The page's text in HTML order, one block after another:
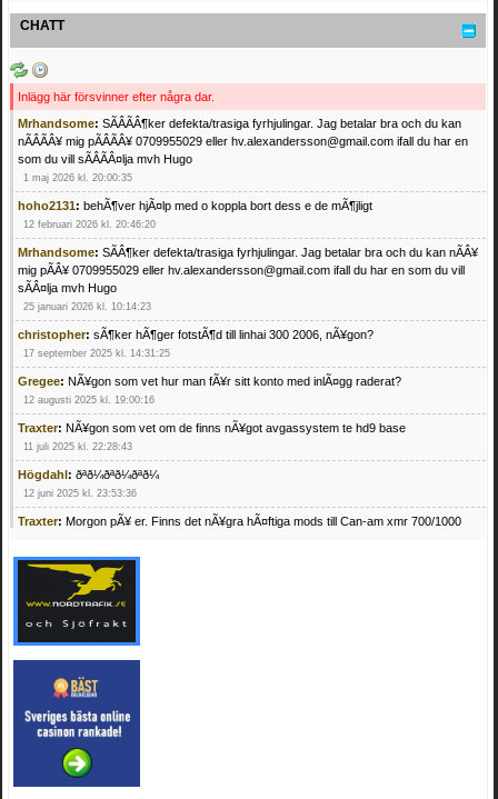
CHATT
Inlägg här försvinner efter några dar.
Mrhandsome: SÃÂÃÂ¶ker defekta/trasiga fyrhjulingar. Jag betalar bra och du kan
nÃÂÃÂ¥ mig pÃÂÃÂ¥ 0709955029 eller hv.alexandersson@gmail.com ifall du har en
som du vill sÃÂÃÂ¤lja mvh Hugo
1 maj 2026 kl. 20:00:35
hoho2131: behÃ¶ver hjÃ¤lp med o koppla bort dess e de mÃ¶jligt
12 februari 2026 kl. 20:46:20
Mrhandsome: SÃÂ¶ker defekta/trasiga fyrhjulingar. Jag betalar bra och du kan nÃÂ¥
mig pÃÂ¥ 0709955029 eller hv.alexandersson@gmail.com ifall du har en som du vill
sÃÂ¤lja mvh Hugo
25 januari 2026 kl. 10:14:23
christopher: sÃ¶ker hÃ¶ger fotstÃ¶d till linhai 300 2006, nÃ¥gon?
17 september 2025 kl. 14:31:25
Gregee: NÃ¥gon som vet hur man fÃ¥r sitt konto med inlÃ¤gg raderat?
12 augusti 2025 kl. 19:00:16
Traxter: NÃ¥gon som vet om de finns nÃ¥got avgassystem te hd9 base
11 juli 2025 kl. 22:28:43
Högdahl: ðªð¼ðªð¼ðªð¼
12 juni 2025 kl. 23:53:36
Traxter: Morgon pÃ¥ er. Finns det nÃ¥gra hÃ¤ftiga mods till Can-am xmr 700/1000
Mrhandsome:SÃ¶ker defekta/trasiga fyrhjulingar. Jag betalar bra och du kan nÃ¥ mig
pÃ¥ 0709955029 eller hv.alexandersson@gmail.com ifall du har en som du vill sÃ¤lja
mvh Hugo
21 februari 2025 kl. 09:25:52
Oscar5:NÃ¥gon som vet vad man kan begÃ¤ra fÃ¶r en Honda TRX 350 FE 2005
4 februari 2025 kl. 19:20:50
Oscar5:44
4 februari 2025 kl. 19:15:36
Greger59:NÃ¤gon som vet har en Cetek 500 EFI
15 januari 2025 kl. 23:49:44